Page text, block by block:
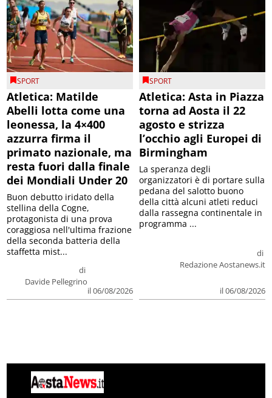
SPORT
Atletica: Matilde
Abelli lotta come una
leonessa, la 4×400
azzurra firma il
primato nazionale, ma
resta fuori dalla finale
dei Mondiali Under 20
di
Davide Pellegrino
il 06/08/2026
Buon debutto iridato della
stellina della Cogne,
protagonista di una prova
coraggiosa nell'ultima frazione
della seconda batteria della
staffetta mist...
SPORT
Atletica: Asta in Piazza
torna ad Aosta il 22
agosto e strizza
l’occhio agli Europei di
Birmingham
di
Redazione Aostanews.it
il 06/08/2026
La speranza degli
organizzatori è di portare sulla
pedana del salotto buono
della città alcuni atleti reduci
dalla rassegna continentale in
programma ...